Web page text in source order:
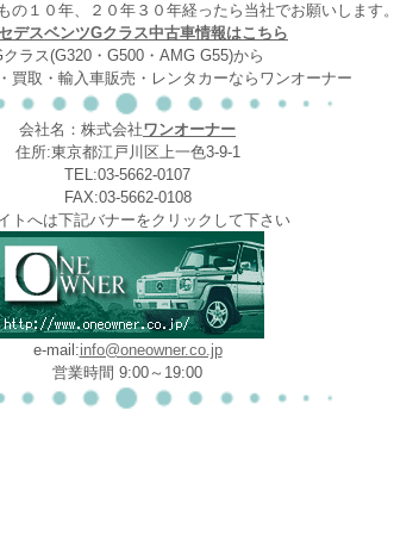
の１０年、２０年３０年経ったら当社でお願いします
デスベンツGクラス中古車情報はこちら
クラス(G320・G500・AMG G55)から
買取・輸入車販売・レンタカーならワンオーナー
会社名：株式会社ワンオーナー
住所:東京都江戸川区上一色3-9-1
TEL:03-5662-0107
FAX:03-5662-0108
トへは下記バナーをクリックして下さい
e-mail:info@oneowner.co.jp
営業時間 9:00～19:00